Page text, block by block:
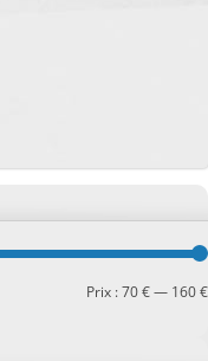
Prix :70 €— 160 €